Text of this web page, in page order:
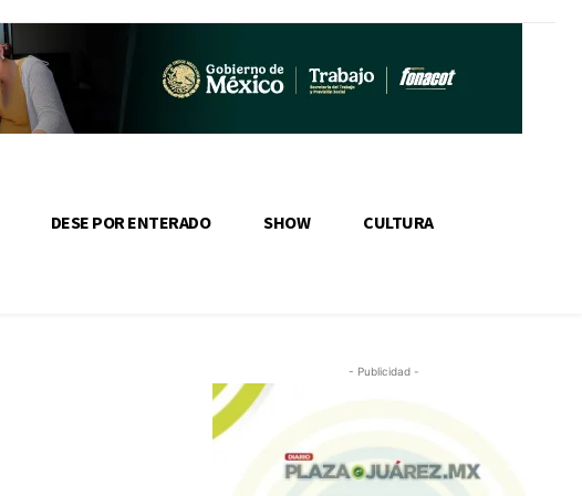
DESE POR ENTERADO SHOW CULTURA
- Publicidad -